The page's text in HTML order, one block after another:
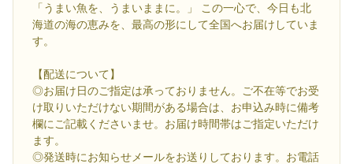
「うまい魚を、うまいままに。」 この一心で、今日も北
海道の海の恵みを、最高の形にして全国へお届けしていま
す。
【配送について】
◎お届け日のご指定は承っておりません。ご不在等でお受
け取りいただけない期間がある場合は、お申込み時に備考
欄にご記載くださいませ。お届け時間帯はご指定いただけ
ます。
◎発送時にお知らせメールをお送りしております。お電話